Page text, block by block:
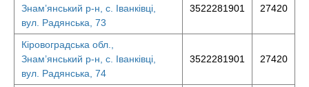
Знам’янський р-н, с. Іванківці,
вул. Радянська, 73
3522281901 27420
Кіровоградська обл.,
Знам’янський р-н, с. Іванківці,
вул. Радянська, 74
3522281901 27420